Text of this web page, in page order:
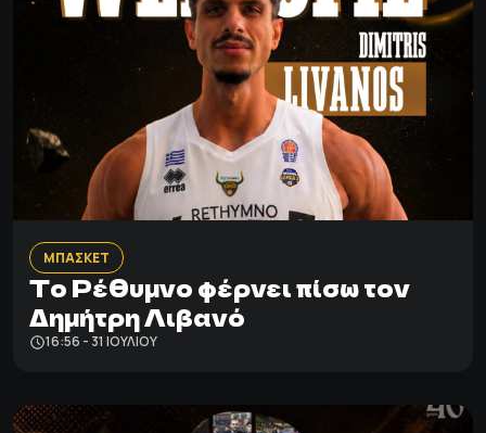
ΜΠΑΣΚΕΤ
Το Ρέθυμνο φέρνει πίσω τον
Δημήτρη Λιβανό
16:56 - 31 ΙΟΥΛΊΟΥ